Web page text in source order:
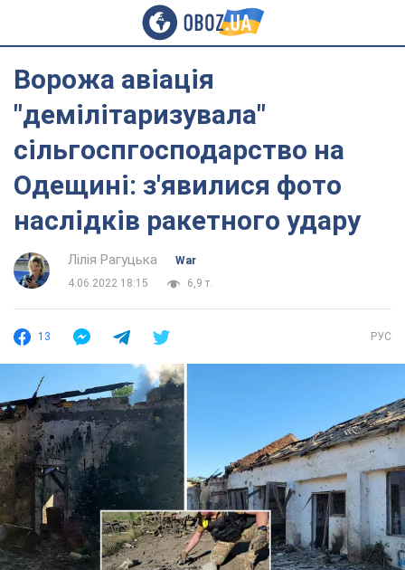
Ворожа авіація
"демілітаризувала"
сільгоспгосподарство на
Одещині: з'явилися фото
наслідків ракетного удару
Лілія Рагуцька
War
4.06.2022 18:15
6,9 т.
13 РУС